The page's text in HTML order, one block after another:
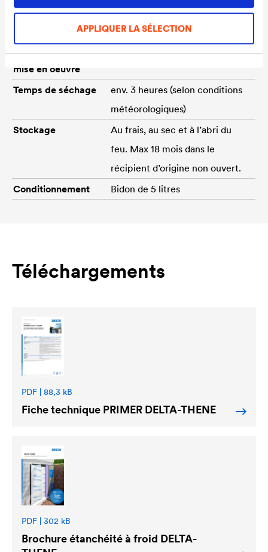
APPLIQUER LA SÉLECTION
Couleur
Noir
Consommation
env. 0,2 – 0,3 l/m²
mise en oeuvre
Temps de séchage
env. 3 heures (selon conditions
météorologiques)
Stockage
Au frais, au sec et à l’abri du
feu. Max 18 mois dans le
récipient d’origine non ouvert.
Conditionnement
Bidon de 5 litres
Téléchargements
PDF | 88,3 kB
Fiche technique PRIMER DELTA-THENE
PDF | 302 kB
Brochure étanchéité à froid DELTA-